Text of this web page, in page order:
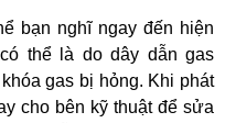
bạn nghĩ ngay đến hiện
thể là do dây dẫn gas
gas bị hỏng. Khi phát
cho bên kỹ thuật để sửa